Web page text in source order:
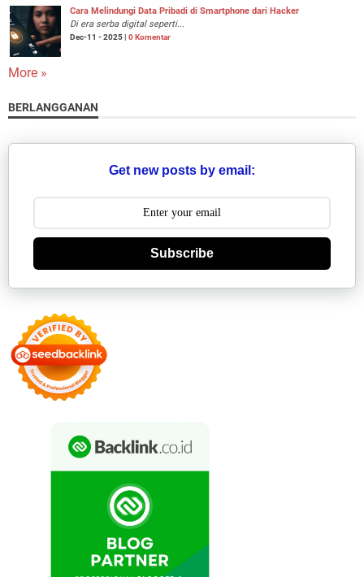
Cara Melindungi Data Pribadi di Smartphone dari Hacker
Di era serba digital seperti...
Dec-11 - 2025 | 0 Komentar
More »
BERLANGGANAN
Get new posts by email:
Subscribe